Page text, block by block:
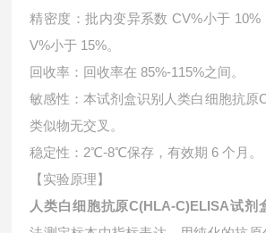
精密度：批内变异系数 CV%小于
V%小于 15%。
回收率：回收率在 85%-115%之间。
敏感性：本试剂盒识别人类白细胞抗原
类似物无交叉。
稳定性：2℃-8℃保存，有效期 6 个月。
【实验原理】
人类白细胞抗原C(HLA-C)ELISA试剂